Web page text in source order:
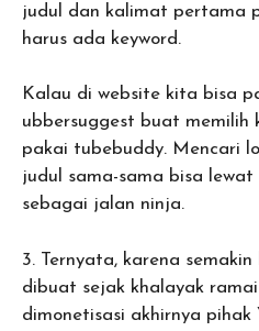
judul dan kalimat pertama
harus ada keyword.
Kalau di website kita bisa
ubbersuggest buat memilih
pakai tubebuddy. Mencari
judul sama-sama bisa lewat
sebagai jalan ninja.
3. Ternyata, karena semakin
dibuat sejak khalayak
dimonetisasi akhirnya pihak